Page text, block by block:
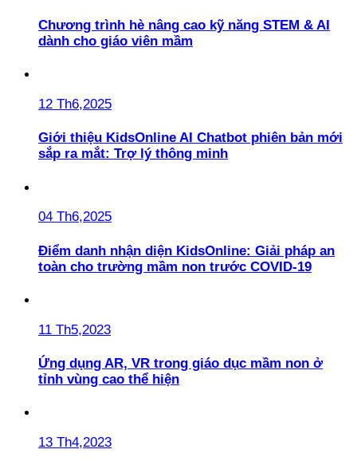
Chương trình hè nâng cao kỹ năng STEM & AI
dành cho giáo viên mầm
12 Th6,2025
Giới thiệu KidsOnline AI Chatbot phiên bản mới
sắp ra mắt: Trợ lý thông minh
04 Th6,2025
Điểm danh nhận diện KidsOnline: Giải pháp an
toàn cho trường mầm non trước COVID-19
11 Th5,2023
Ứng dụng AR, VR trong giáo dục mầm non ở
tỉnh vùng cao thể hiện
13 Th4,2023